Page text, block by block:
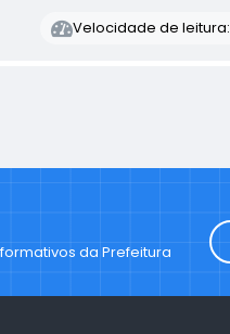
Velocidade de leitura:
da Prefeitura